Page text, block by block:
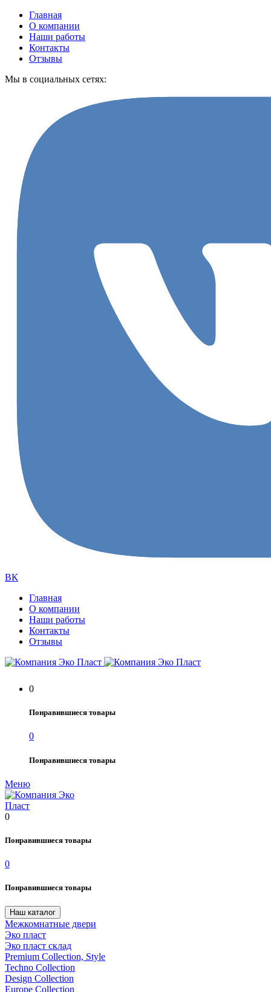
Главная
О компании
Наши работы
Контакты
Отзывы
Мы в социальных сетях:
ВК
Главная
О компании
Наши работы
Контакты
Отзывы
0
Понравившиеся товары
0
Понравившиеся товары
Меню
0
Понравившиеся товары
0
Понравившиеся товары
Наш каталог
Межкомнатные двери
Эко пласт
Эко пласт склад
Premium Collection, Style
Techno Collection
Design Collection
Europe Collection